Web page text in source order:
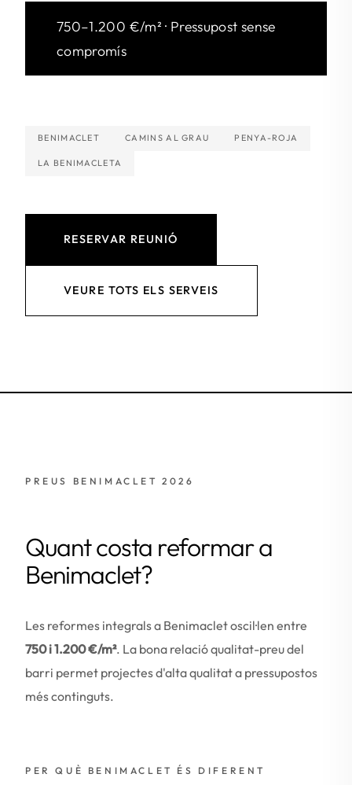
750–1.200 €/m² · Pressupost sense
compromís
BENIMACLET CAMINS AL GRAU PENYA-ROJA
LA BENIMACLETA
RESERVAR REUNIÓ
VEURE TOTS ELS SERVEIS
PREUS BENIMACLET 2026
Quant costa reformar a
Benimaclet?
Les reformes integrals a Benimaclet oscil·len entre
750 i 1.200 €/m². La bona relació qualitat-preu del
barri permet projectes d'alta qualitat a pressupostos
més continguts.
PER QUÈ BENIMACLET ÉS DIFERENT